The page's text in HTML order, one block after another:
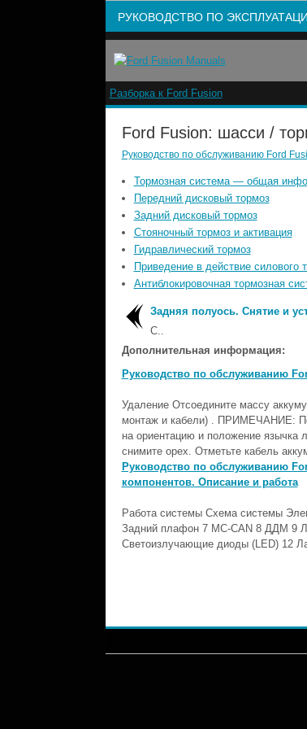
РУКОВОДСТВО ПО
Разборка к Ford Fusion
Ford Fusion: шасси /
Руководство по обслуживанию Ford
Тормозная система — общая
Передний дисковый тормоз
Задний дисковый тормоз
Стояночный тормоз и активация
Гидравлический тормоз
Приведение в действие силового
Антиблокировочная тормозная
Задняя полуось. Снятие и
С..
Дополнительная информация:
Руководство по обслуживанию
Удаление Отсоедините массу
монтаж и кабели) . ПРИМЕЧАНИЕ:
на ориентацию и положение язычка
снимите орех. Отметьте кабель
Руководство по обслуживанию
компонентов. Описание и работа
Работа системы Схема системы
Задний плафон 7 МС-CAN 8 ДДМ 9
Светоизлучающие диоды (LED) 12